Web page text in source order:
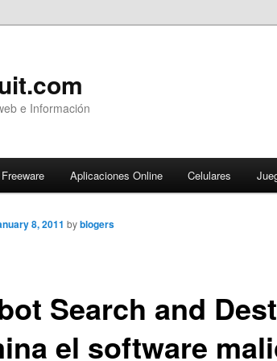
e Información
Freeware Aplicaciones Online Celulares
Search and
el software
8, 2011 byblogers